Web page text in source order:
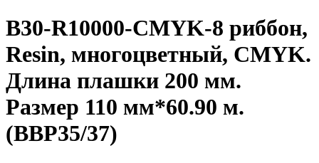
B30-R10000-CMYK-8 риббон,
Resin, многоцветный, CMYK.
Длина плашки 200 мм.
Размер 110 мм*60.90 м.
(BBP35/37)